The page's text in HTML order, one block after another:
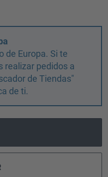
de Europa. Si te
realizar pedidos a
de Tiendas"
de ti.